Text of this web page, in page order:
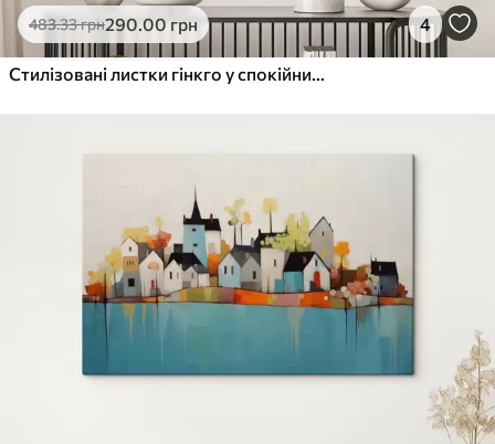
483.33грн290.00 грн 4
Стилізовані листки гінкго у спокійних тонах